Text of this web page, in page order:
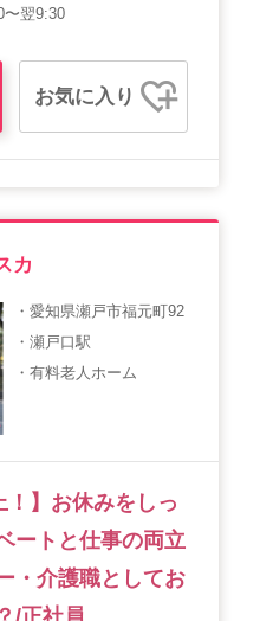
翌9:30
お気に入り
カ
・愛知県瀬戸市福元町92
・瀬戸口駅
・有料老人ホーム
！】お休みをしっ
ートと仕事の両立
・介護職としてお
/正社員